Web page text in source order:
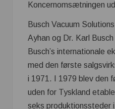
Koncernomsætningen
Busch Vacuum
Ayhan og Dr. Karl
Busch’s internationale
med den første
i 1971. I 1979 blev den
uden for Tyskland
seks produktionssteder